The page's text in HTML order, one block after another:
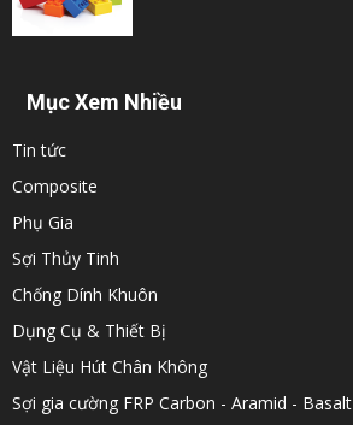
Mục Xem Nhiều
Tin tức
Composite
Phụ Gia
Sợi Thủy Tinh
Chống Dính Khuôn
Dụng Cụ & Thiết Bị
Vật Liệu Hút Chân Không
Sợi gia cường FRP Carbon - Aramid - Basalt